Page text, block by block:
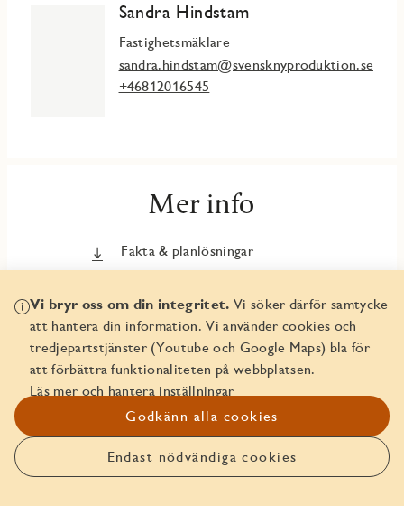
Anmäl intresse
Sandra Hindstam
Fastighetsmäklare
sandra.hindstam@svensknyproduktion.se
+46812016545
Mer info
Fakta & planlösningar
Om Marieviks Udde
Att köpa nyproduktion från JM
Vi bryr oss om din integritet. Vi söker därför samtycke
att hantera din information. Vi använder cookies och
tredjepartstjänster (Youtube och Google Maps) bla för
att förbättra funktionaliteten på webbplatsen.
Läs mer och hantera inställningar
Godkänn alla cookies
Endast nödvändiga cookies